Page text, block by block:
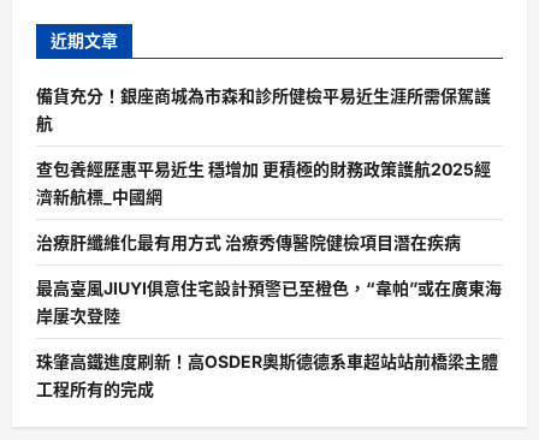
近期文章
備貨充分！銀座商城為市森和診所健檢平易近生涯所需保駕護
航
查包養經歷惠平易近生 穩增加 更積極的財務政策護航2025經
濟新航標_中國網
治療肝纖維化最有用方式 治療秀傳醫院健檢項目潛在疾病
最高臺風JIUYI俱意住宅設計預警已至橙色，“韋帕”或在廣東海
岸屢次登陸
珠肇高鐵進度刷新！高OSDER奧斯德德系車超站站前橋梁主體
工程所有的完成